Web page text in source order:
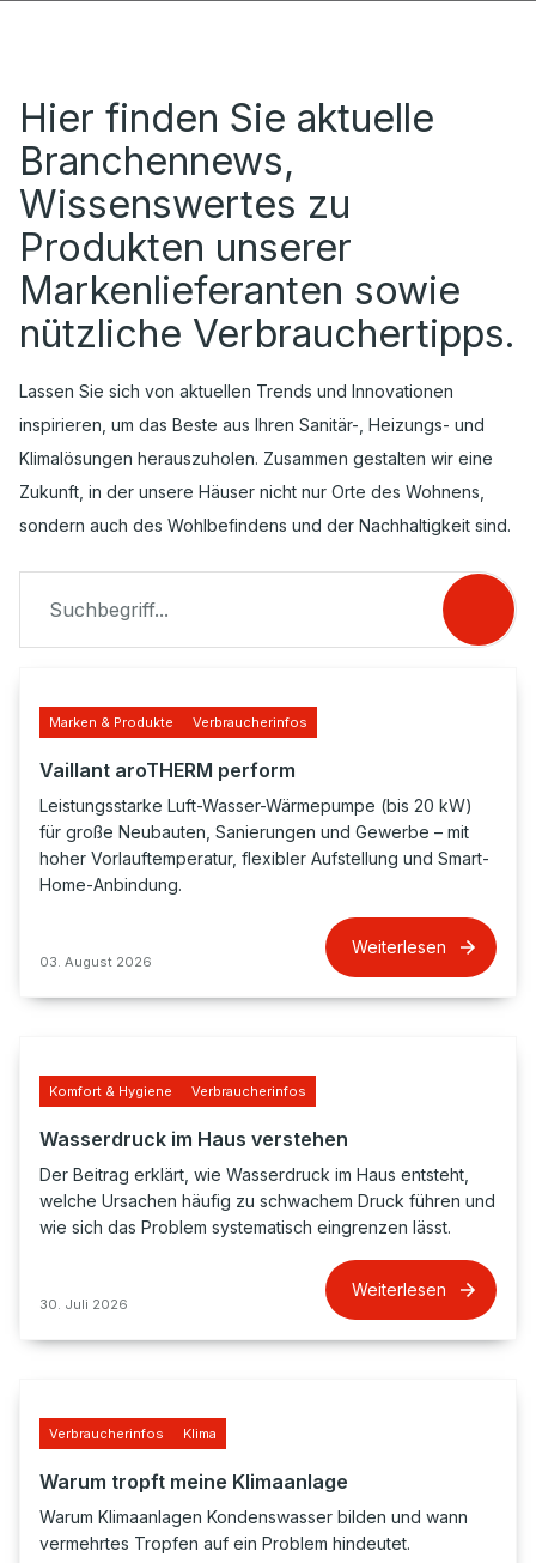
Hier finden Sie aktuelle
Branchennews,
Wissenswertes zu
Produkten unserer
Markenlieferanten sowie
nützliche Verbrauchertipps.
Lassen Sie sich von aktuellen Trends und Innovationen
inspirieren, um das Beste aus Ihren Sanitär-, Heizungs- und
Klimalösungen herauszuholen. Zusammen gestalten wir eine
Zukunft, in der unsere Häuser nicht nur Orte des Wohnens,
sondern auch des Wohlbefindens und der Nachhaltigkeit sind.
Marken & Produkte Verbraucherinfos
Vaillant aroTHERM perform
Leistungsstarke Luft-Wasser-Wärmepumpe (bis 20 kW)
für große Neubauten, Sanierungen und Gewerbe – mit
hoher Vorlauftemperatur, flexibler Aufstellung und Smart-
Home-Anbindung.
03. August 2026
Weiterlesen
Komfort & Hygiene Verbraucherinfos
Wasserdruck im Haus verstehen
Der Beitrag erklärt, wie Wasserdruck im Haus entsteht,
welche Ursachen häufig zu schwachem Druck führen und
wie sich das Problem systematisch eingrenzen lässt.
30. Juli 2026
Weiterlesen
Verbraucherinfos Klima
Warum tropft meine Klimaanlage
Warum Klimaanlagen Kondenswasser bilden und wann
vermehrtes Tropfen auf ein Problem hindeutet.